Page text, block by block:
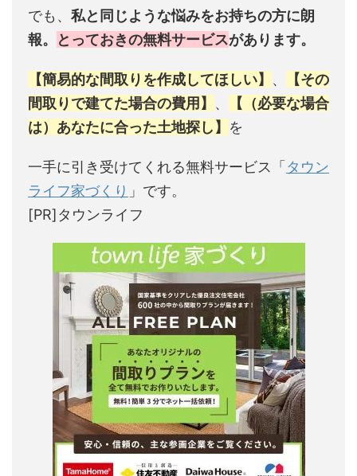
でも、 私と同じような悩みをお持ちの方に朗
報。
とっておきの無料サービスがあります。
【簡易的な間取りを作成してほしい】 、
【その
間取りで建てた場合の費用】 、
【（必要な場合
は）あなたに合った土地探し】 を
一手に引き受けてくれる無料サービス「タウン
ライフ家づくり 」です。
[PR]タウンライフ